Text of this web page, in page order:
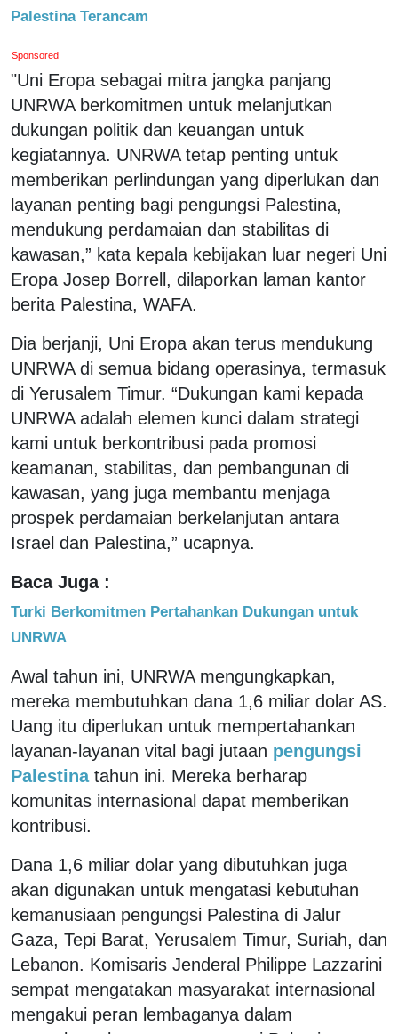
Palestina Terancam
Sponsored
"Uni Eropa sebagai mitra jangka panjang
UNRWA berkomitmen untuk melanjutkan
dukungan politik dan keuangan untuk
kegiatannya. UNRWA tetap penting untuk
memberikan perlindungan yang diperlukan dan
layanan penting bagi pengungsi Palestina,
mendukung perdamaian dan stabilitas di
kawasan,” kata kepala kebijakan luar negeri Uni
Eropa Josep Borrell, dilaporkan laman kantor
berita Palestina, WAFA.
Dia berjanji, Uni Eropa akan terus mendukung
UNRWA di semua bidang operasinya, termasuk
di Yerusalem Timur. “Dukungan kami kepada
UNRWA adalah elemen kunci dalam strategi
kami untuk berkontribusi pada promosi
keamanan, stabilitas, dan pembangunan di
kawasan, yang juga membantu menjaga
prospek perdamaian berkelanjutan antara
Israel dan Palestina,” ucapnya.
Baca Juga :
Turki Berkomitmen Pertahankan Dukungan untuk
UNRWA
Awal tahun ini, UNRWA mengungkapkan,
mereka membutuhkan dana 1,6 miliar dolar AS.
Uang itu diperlukan untuk mempertahankan
layanan-layanan vital bagi jutaan pengungsi
Palestina tahun ini. Mereka berharap
komunitas internasional dapat memberikan
kontribusi.
Dana 1,6 miliar dolar yang dibutuhkan juga
akan digunakan untuk mengatasi kebutuhan
kemanusiaan pengungsi Palestina di Jalur
Gaza, Tepi Barat, Yerusalem Timur, Suriah, dan
Lebanon. Komisaris Jenderal Philippe Lazzarini
sempat mengatakan masyarakat internasional
mengakui peran lembaganya dalam